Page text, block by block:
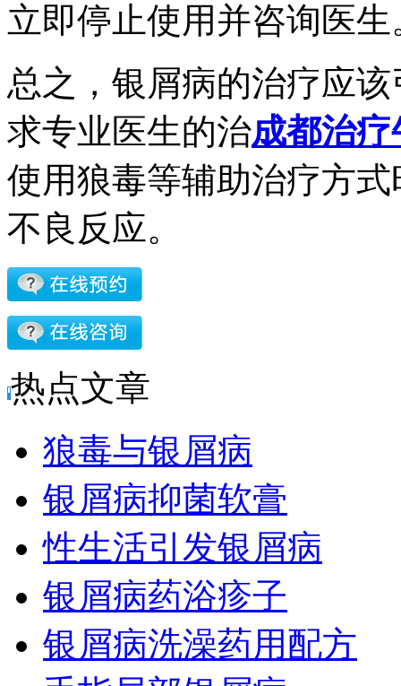
立即停止使用并咨询医生
总之，银屑病的治疗应
求专业医生的治成都治
使用狼毒等辅助治疗方
不良反应。
热点文章
狼毒与银屑病
银屑病抑菌软膏
性生活引发银屑病
银屑病药浴疹子
银屑病洗澡药用配方